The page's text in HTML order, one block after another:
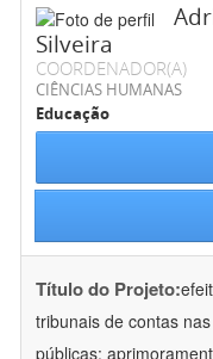
Silveira
COORDENADOR(A)
CIÊNCIAS HUMANAS
Educação
Título do Projeto:
tribunais de contas
públicas: